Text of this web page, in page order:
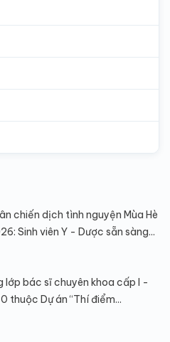
chiến dịch tình nguyện Mùa Hè
Sinh viên Y - Dược sẵn sàng...
lớp bác sĩ chuyên khoa cấp I -
thuộc Dự án “Thí điểm...